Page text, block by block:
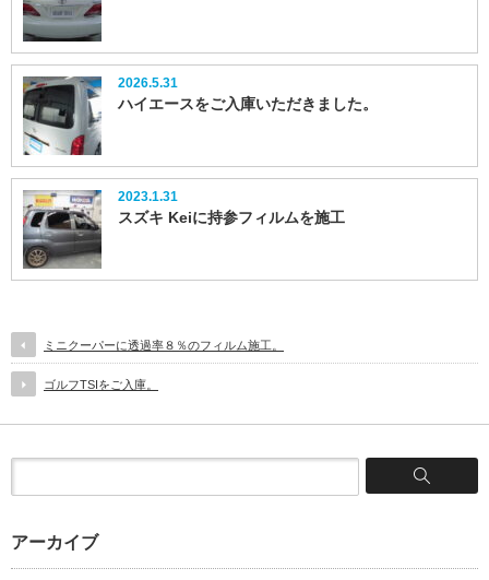
2026.5.31
ハイエースをご入庫いただきました。
2023.1.31
スズキ Keiに持参フィルムを施工
ミニクーパーに透過率８％のフィルム施工。
ゴルフTSIをご入庫。
アーカイブ